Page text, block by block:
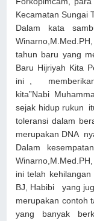
Kecamatan Sungai
Dalam kata
tahun baru yang
Baru Hijriyah Kita
ini , memberikan
kita”Nabi
sejak hidup rukun
toleransi dalam
merupakan DNA
Dalam
ini telah
BJ, Habibi yang
merupakan contoh
yang banyak